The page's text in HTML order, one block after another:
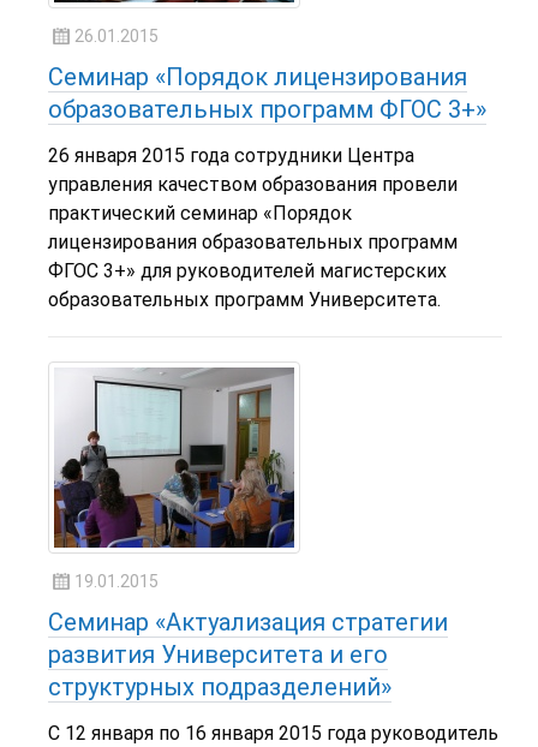
26.01.2015
Семинар «Порядок лицензирования
образовательных программ ФГОС 3+»
26 января 2015 года сотрудники Центра
управления качеством образования провели
практический семинар «Порядок
лицензирования образовательных программ
ФГОС 3+» для руководителей магистерских
образовательных программ Университета.
19.01.2015
Семинар «Актуализация стратегии
развития Университета и его
структурных подразделений»
С 12 января по 16 января 2015 года руководитель